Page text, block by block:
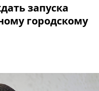
запуска
городскому